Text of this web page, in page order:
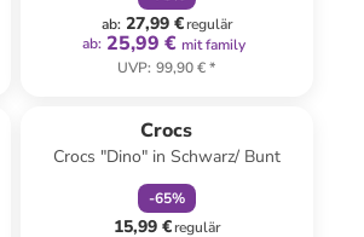
ab: 27,99 €regulär
ab: 25,99 € mit family
UVP: 99,90 €*
Crocs
Crocs "Dino" in Schwarz/ Bunt
-65%
15,99 €regulär